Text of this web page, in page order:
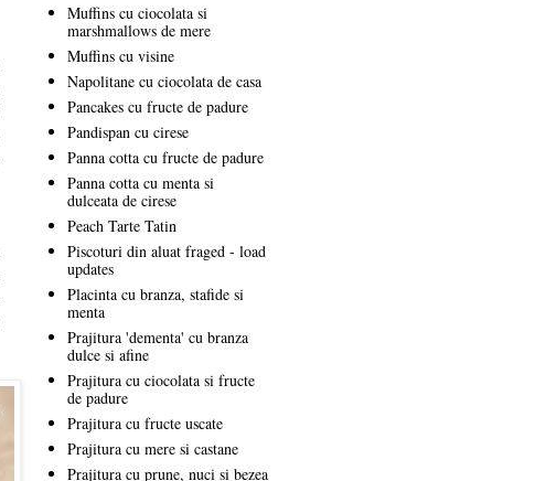
Muffins cu ciocolata si
marshmallows de mere
Muffins cu visine
Napolitane cu ciocolata de casa
Pancakes cu fructe de padure
Pandispan cu cirese
Panna cotta cu fructe de padure
Panna cotta cu menta si
dulceata de cirese
Peach Tarte Tatin
Piscoturi din aluat fraged - load
updates
Placinta cu branza, stafide si
menta
Prajitura 'dementa' cu branza
dulce si afine
Prajitura cu ciocolata si fructe
de padure
Prajitura cu fructe uscate
Prajitura cu mere si castane
Prajitura cu prune, nuci si bezea